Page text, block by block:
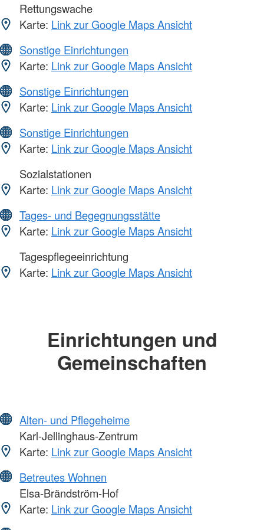
Rettungswache
Karte: Link zur Google Maps Ansicht
Sonstige Einrichtungen
Karte: Link zur Google Maps Ansicht
Sonstige Einrichtungen
Karte: Link zur Google Maps Ansicht
Sonstige Einrichtungen
Karte: Link zur Google Maps Ansicht
Sozialstationen
Karte: Link zur Google Maps Ansicht
Tages- und Begegnungsstätte
Karte: Link zur Google Maps Ansicht
Tagespflegeeinrichtung
Karte: Link zur Google Maps Ansicht
Einrichtungen und
Gemeinschaften
Alten- und Pflegeheime
Karl-Jellinghaus-Zentrum
Karte: Link zur Google Maps Ansicht
Betreutes Wohnen
Elsa-Brändström-Hof
Karte: Link zur Google Maps Ansicht